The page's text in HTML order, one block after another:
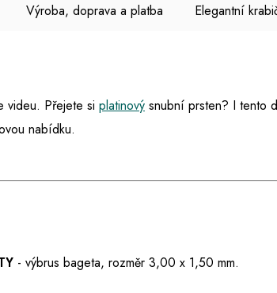
Výroba, doprava a platba Elegantní
videu. Přejete si platinový snubní prsten? I tento
nabídku.
- výbrus bageta, rozměr 3,00 x 1,50 mm.